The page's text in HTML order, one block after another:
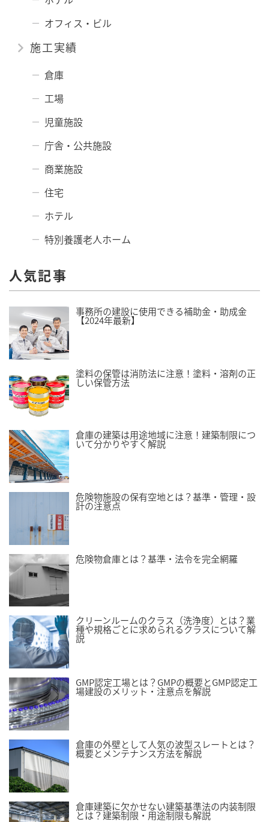
オフィス・ビル
施工実績
倉庫
工場
児童施設
庁舎・公共施設
商業施設
住宅
ホテル
特別養護老人ホーム
人気記事
事務所の建設に使用できる補助金・助成金
【2024年最新】
塗料の保管は消防法に注意！塗料・溶剤の正
しい保管方法
倉庫の建築は用途地域に注意！建築制限につ
いて分かりやすく解説
危険物施設の保有空地とは？基準・管理・設
計の注意点
危険物倉庫とは？基準・法令を完全網羅
クリーンルームのクラス（洗浄度）とは？業
種や規格ごとに求められるクラスについて解
説
GMP認定工場とは？GMPの概要とGMP認定工
場建設のメリット・注意点を解説
倉庫の外壁として人気の波型スレートとは？
概要とメンテナンス方法を解説
倉庫建築に欠かせない建築基準法の内装制限
とは？建築制限・用途制限も解説